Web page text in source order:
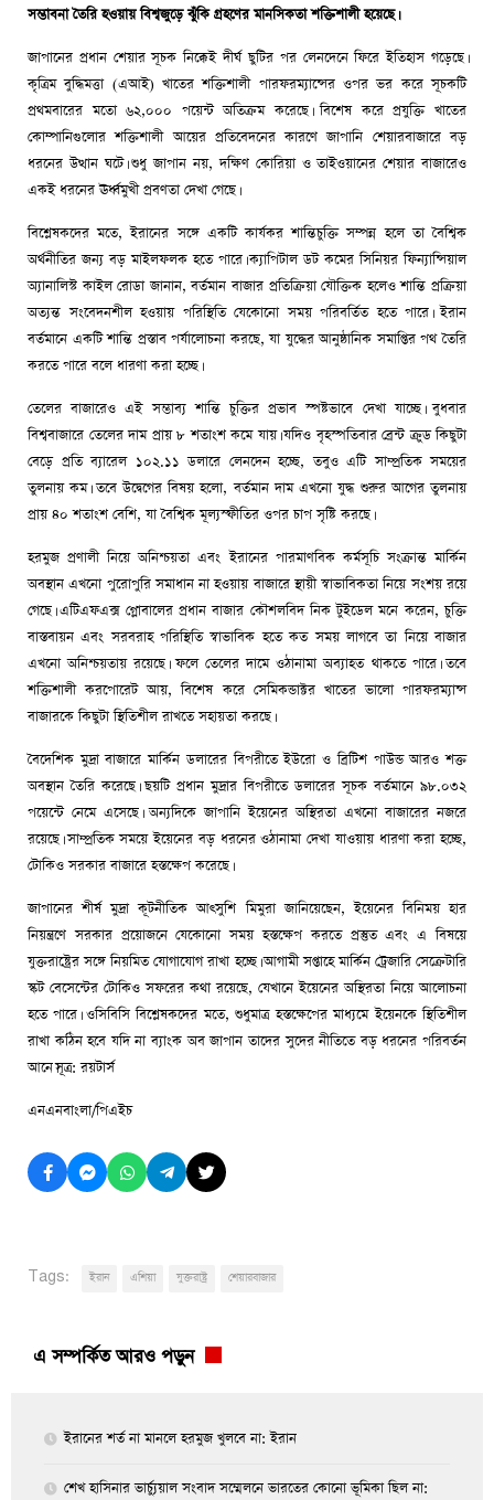
সম্ভাবনা তৈরি হওয়ায় বিশ্বজুড়ে ঝুঁকি গ্রহণের মানসিকতা শক্তিশালী হয়েছে।
জাপানের প্রধান শেয়ার সূচক নিক্কেই দীর্ঘ ছুটির পর লেনদেনে ফিরে ইতিহাস গড়েছে।
কৃত্রিম বুদ্ধিমত্তা (এআই) খাতের শক্তিশালী পারফরম্যান্সের ওপর ভর করে সূচকটি
প্রথমবারের মতো ৬২,০০০ পয়েন্ট অতিক্রম করেছে। বিশেষ করে প্রযুক্তি খাতের
কোম্পানিগুলোর শক্তিশালী আয়ের প্রতিবেদনের কারণে জাপানি শেয়ারবাজারে বড়
ধরনের উত্থান ঘটে। শুধু জাপান নয়, দক্ষিণ কোরিয়া ও তাইওয়ানের শেয়ার বাজারেও
একই ধরনের ঊর্ধ্বমুখী প্রবণতা দেখা গেছে।
বিশ্লেষকদের মতে, ইরানের সঙ্গে একটি কার্যকর শান্তিচুক্তি সম্পন্ন হলে তা বৈশ্বিক
অর্থনীতির জন্য বড় মাইলফলক হতে পারে। ক্যাপিটাল ডট কমের সিনিয়র ফিন্যান্সিয়াল
অ্যানালিস্ট কাইল রোডা জানান, বর্তমান বাজার প্রতিক্রিয়া যৌক্তিক হলেও শান্তি প্রক্রিয়া
অত্যন্ত সংবেদনশীল হওয়ায় পরিস্থিতি যেকোনো সময় পরিবর্তিত হতে পারে। ইরান
বর্তমানে একটি শান্তি প্রস্তাব পর্যালোচনা করছে, যা যুদ্ধের আনুষ্ঠানিক সমাপ্তির পথ তৈরি
করতে পারে বলে ধারণা করা হচ্ছে।
তেলের বাজারেও এই সম্ভাব্য শান্তি চুক্তির প্রভাব স্পষ্টভাবে দেখা যাচ্ছে। বুধবার
বিশ্ববাজারে তেলের দাম প্রায় ৮ শতাংশ কমে যায়। যদিও বৃহস্পতিবার ব্রেন্ট ক্রুড কিছুটা
বেড়ে প্রতি ব্যারেল ১০২.১১ ডলারে লেনদেন হচ্ছে, তবুও এটি সাম্প্রতিক সময়ের
তুলনায় কম। তবে উদ্বেগের বিষয় হলো, বর্তমান দাম এখনো যুদ্ধ শুরুর আগের তুলনায়
প্রায় ৪০ শতাংশ বেশি, যা বৈশ্বিক মূল্যস্ফীতির ওপর চাপ সৃষ্টি করছে।
হরমুজ প্রণালী নিয়ে অনিশ্চয়তা এবং ইরানের পারমাণবিক কর্মসূচি সংক্রান্ত মার্কিন
অবস্থান এখনো পুরোপুরি সমাধান না হওয়ায় বাজারে স্থায়ী স্বাভাবিকতা নিয়ে সংশয় রয়ে
গেছে। এটিএফএক্স গ্লোবালের প্রধান বাজার কৌশলবিদ নিক টুইডেল মনে করেন, চুক্তি
বাস্তবায়ন এবং সরবরাহ পরিস্থিতি স্বাভাবিক হতে কত সময় লাগবে তা নিয়ে বাজার
এখনো অনিশ্চয়তায় রয়েছে। ফলে তেলের দামে ওঠানামা অব্যাহত থাকতে পারে। তবে
শক্তিশালী করপোরেট আয়, বিশেষ করে সেমিকন্ডাক্টর খাতের ভালো পারফরম্যান্স
বাজারকে কিছুটা স্থিতিশীল রাখতে সহায়তা করছে।
বৈদেশিক মুদ্রা বাজারে মার্কিন ডলারের বিপরীতে ইউরো ও ব্রিটিশ পাউন্ড আরও শক্ত
অবস্থান তৈরি করেছে। ছয়টি প্রধান মুদ্রার বিপরীতে ডলারের সূচক বর্তমানে ৯৮.০৩২
পয়েন্টে নেমে এসেছে। অন্যদিকে জাপানি ইয়েনের অস্থিরতা এখনো বাজারের নজরে
রয়েছে। সাম্প্রতিক সময়ে ইয়েনের বড় ধরনের ওঠানামা দেখা যাওয়ায় ধারণা করা হচ্ছে,
টোকিও সরকার বাজারে হস্তক্ষেপ করেছে।
জাপানের শীর্ষ মুদ্রা কূটনীতিক আৎসুশি মিমুরা জানিয়েছেন, ইয়েনের বিনিময় হার
নিয়ন্ত্রণে সরকার প্রয়োজনে যেকোনো সময় হস্তক্ষেপ করতে প্রস্তুত এবং এ বিষয়ে
যুক্তরাষ্ট্রের সঙ্গে নিয়মিত যোগাযোগ রাখা হচ্ছে। আগামী সপ্তাহে মার্কিন ট্রেজারি সেক্রেটারি
স্কট বেসেন্টের টোকিও সফরের কথা রয়েছে, যেখানে ইয়েনের অস্থিরতা নিয়ে আলোচনা
হতে পারে। ওসিবিসি বিশ্লেষকদের মতে, শুধুমাত্র হস্তক্ষেপের মাধ্যমে ইয়েনকে স্থিতিশীল
রাখা কঠিন হবে যদি না ব্যাংক অব জাপান তাদের সুদের নীতিতে বড় ধরনের পরিবর্তন
আনে।সূত্র: রয়টার্স
এনএনবাংলা/পিএইচ
Tags: ইরান এশিয়া যুক্তরাষ্ট্র শেয়ারবাজার
এ সম্পর্কিত আরও পড়ুন
ইরানের শর্ত না মানলে হরমুজ খুলবে না: ইরান
শেখ হাসিনার ভার্চ্যুয়াল সংবাদ সম্মেলনে ভারতের কোনো ভূমিকা ছিল না: